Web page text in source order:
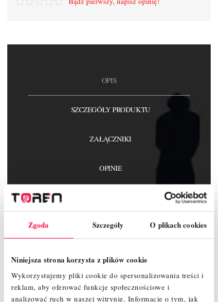
Zgoda Szczegóły O plikach cookies
Niniejsza strona korzysta z plików cookie
Wykorzystujemy pliki cookie do spersonalizowania treści i
reklam, aby oferować funkcje społecznościowe i
analizować ruch w naszej witrynie. Informacje o tym, jak
OPIS
SZCZEGÓŁY PRODUKTU
ZAŁĄCZNIKI
OPINIE
Rama poręczowa – 2 szt.
Podest z klapą – 3 szt.
Koło jezdne 125mm z hamulcem bez regulacji – 4 szt.
Stężenie poziome – 5 szt.